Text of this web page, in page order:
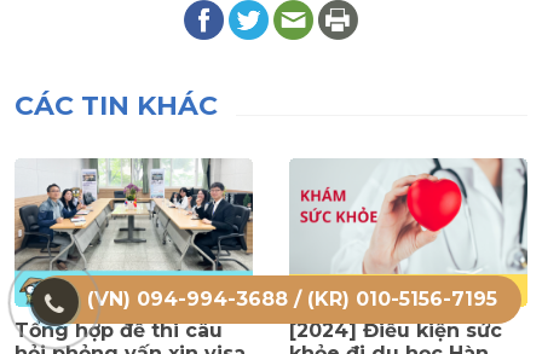
CÁC TIN KHÁC
Tổng hợp đề thi câu
[2024] Điều kiện sức
(VN) 094-994-3688 / (KR) 010-5156-7195